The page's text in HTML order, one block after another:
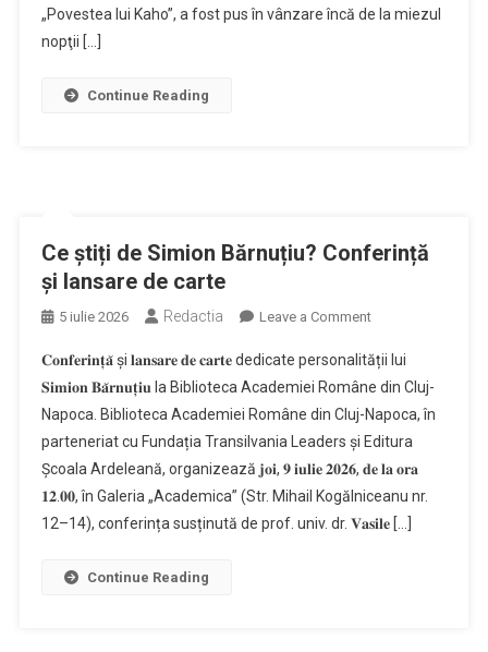
concurenţa
diferit”
„Povestea lui Kaho”, a fost pus în vânzare încă de la miezul
nopţii […]
Continue Reading
Ce știți de Simion Bărnuțiu? Conferință
și lansare de carte
5 iulie 2026 Redactia Leave a Commenton
știți
de
Simion
Bărnuțiu?
Conferință
și
lansare
𝐂𝐨𝐧𝐟𝐞𝐫𝐢𝐧𝐭̦𝐚̆ și 𝐥𝐚𝐧𝐬𝐚𝐫𝐞 𝐝𝐞 𝐜𝐚𝐫𝐭𝐞 dedicate personalității lui
𝐒𝐢𝐦𝐢𝐨𝐧 𝐁𝐚̆𝐫𝐧𝐮𝐭̦𝐢𝐮 la Biblioteca Academiei Române din Cluj-
Napoca. Biblioteca Academiei Române din Cluj-Napoca, în
parteneriat cu Fundația Transilvania Leaders și Editura
Școala Ardeleană, organizează 𝐣𝐨𝐢, 𝟗 𝐢𝐮𝐥𝐢𝐞 𝟐𝟎𝟐𝟔, 𝐝𝐞 𝐥𝐚 𝐨𝐫𝐚
𝟏𝟐.𝟎𝟎, în Galeria „Academica” (Str. Mihail Kogălniceanu nr.
12–14), conferința susținută de prof. univ. dr. 𝐕𝐚𝐬𝐢𝐥𝐞 […]
Continue Reading